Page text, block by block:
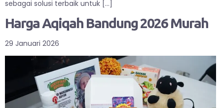
sebagai solusi terbaik untuk […]
Harga Aqiqah Bandung 2026 Murah
29 Januari 2026